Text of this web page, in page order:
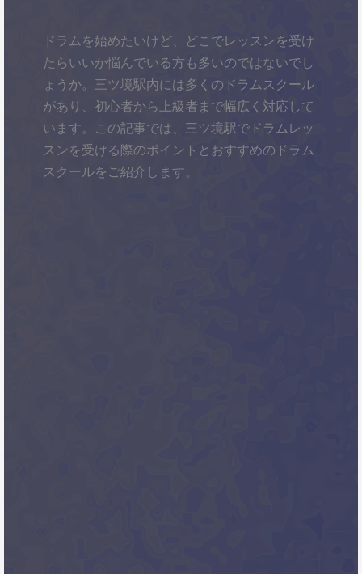
ドラムを始めたいけど、どこでレッスンを受け
たらいいか悩んでいる方も多いのではないでし
ょうか。三ツ境駅内には多くのドラムスクール
があり、初心者から上級者まで幅広く対応して
います。この記事では、三ツ境駅でドラムレッ
スンを受ける際のポイントとおすすめのドラム
スクールをご紹介します。